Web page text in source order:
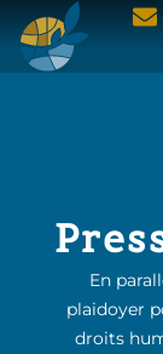
En
plaidoyer
droits